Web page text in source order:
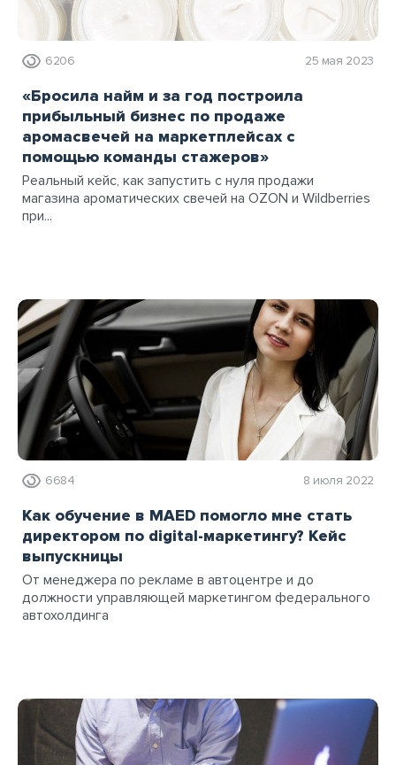
6206 25 мая 2023
«Бросила найм и за год построила
прибыльный бизнес по продаже
аромасвечей на маркетплейсах с
помощью команды стажеров»
Реальный кейс, как запустить с нуля продажи
магазина ароматических свечей на OZON и Wildberries
при...
6684 8 июля 2022
Как обучение в MAED помогло мне стать
директором по digital-маркетингу? Кейс
выпускницы
От менеджера по рекламе в автоцентре и до
должности управляющей маркетингом федерального
автохолдинга